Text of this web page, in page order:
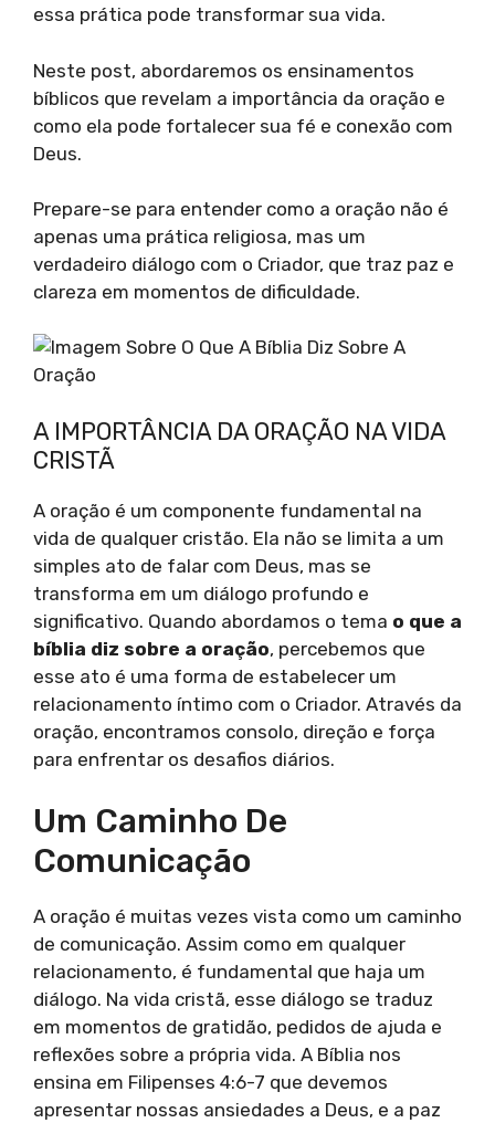
essa prática pode transformar sua vida.
Neste post, abordaremos os ensinamentos
bíblicos que revelam a importância da oração e
como ela pode fortalecer sua fé e conexão com
Deus.
Prepare-se para entender como a oração não é
apenas uma prática religiosa, mas um
verdadeiro diálogo com o Criador, que traz paz e
clareza em momentos de dificuldade.
A IMPORTÂNCIA DA ORAÇÃO NA VIDA
CRISTÃ
A oração é um componente fundamental na
vida de qualquer cristão. Ela não se limita a um
simples ato de falar com Deus, mas se
transforma em um diálogo profundo e
significativo. Quando abordamos o tema o que a
bíblia diz sobre a oração, percebemos que
esse ato é uma forma de estabelecer um
relacionamento íntimo com o Criador. Através da
oração, encontramos consolo, direção e força
para enfrentar os desafios diários.
Um Caminho De
Comunicação
A oração é muitas vezes vista como um caminho
de comunicação. Assim como em qualquer
relacionamento, é fundamental que haja um
diálogo. Na vida cristã, esse diálogo se traduz
em momentos de gratidão, pedidos de ajuda e
reflexões sobre a própria vida. A Bíblia nos
ensina em Filipenses 4:6-7 que devemos
apresentar nossas ansiedades a Deus, e a paz